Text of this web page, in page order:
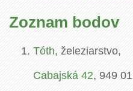
Zoznam bodov
Tóth, železiarstvo,
Cabajská42,949 01